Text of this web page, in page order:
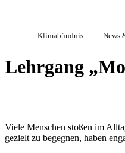
Klimabündnis News
Lehrgang
Viele Menschen stoßen im
gezielt zu begegnen, haben